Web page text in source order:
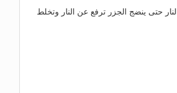
حتى ينضج الجزر ترفع عن النار وتخلط